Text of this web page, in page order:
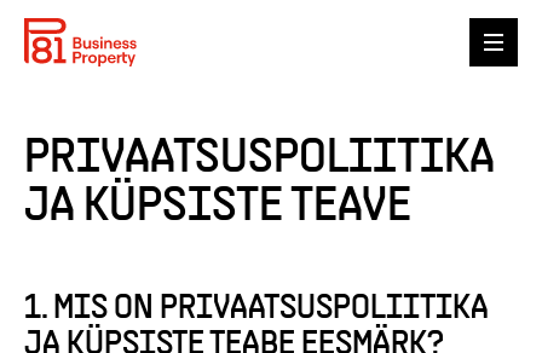
P81
GALERII
ÜÜRNIKUD
PRIVAATSUSPOLIITIKA
JA KÜPSISTE TEAVE
1. MIS ON PRIVAATSUSPOLIITIKA
JA KÜPSISTE TEABE EESMÄRK?